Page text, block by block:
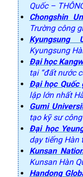
Quốc –
Chongshin
Trường công
Kyungsung
Kyungsung
Đại học
tại “đất nước
Đại học Quốc
lập lớn nhất
Gumi
tạo kỹ sư
Đại học
dạy tiếng Hàn
Kunsan
Kunsan Hàn
Handong